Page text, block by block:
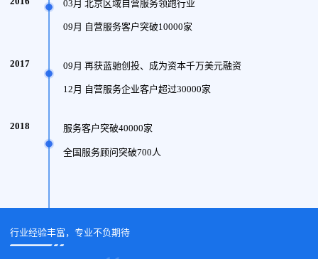
03月 北京区域自营服务领跑行业
09月 自营服务客户突破10000家
2017 09月 再获蓝驰创投、成为资本千万美元融资
12月 自营服务企业客户超过30000家
2018 服务客户突破40000家
全国服务顾问突破700人
行业经验丰富，专业不负期待